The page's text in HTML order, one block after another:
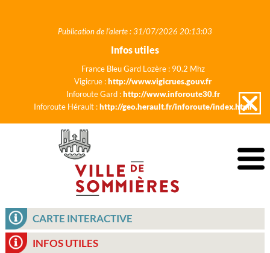
Publication de l'alerte : 31/07/2026 20:13:03
Infos utiles
France Bleu Gard Lozère : 90.2 Mhz
Vigicrue :http://www.vigicrues.gouv.fr
Inforoute Gard :http://www.inforoute30.fr
Inforoute Hérault :http://geo.herault.fr/inforoute/index.html
CARTE INTERACTIVE
INFOS UTILES